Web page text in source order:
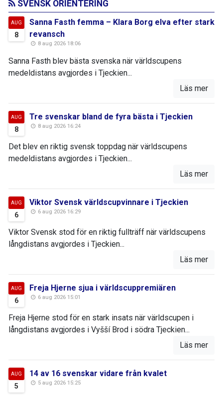
SVENSK ORIENTERING
AUG
8
Sanna Fasth femma – Klara Borg elva efter stark
revansch
8 aug 2026 18:06
Sanna Fasth blev bästa svenska när världscupens
medeldistans avgjordes i Tjeckien...
Läs mer
AUG
8
Tre svenskar bland de fyra bästa i Tjeckien
8 aug 2026 16:24
Det blev en riktig svensk toppdag när världscupens
medeldistans avgjordes i Tjeckien...
Läs mer
AUG
6
Viktor Svensk världscupvinnare i Tjeckien
6 aug 2026 16:29
Viktor Svensk stod för en riktig fullträff när världscupens
långdistans avgjordes i Tjeckien...
Läs mer
AUG
6
Freja Hjerne sjua i världscuppremiären
6 aug 2026 15:01
Freja Hjerne stod för en stark insats när världscupen i
långdistans avgjordes i Vyšší Brod i södra Tjeckien...
Läs mer
AUG
5
14 av 16 svenskar vidare från kvalet
5 aug 2026 15:25